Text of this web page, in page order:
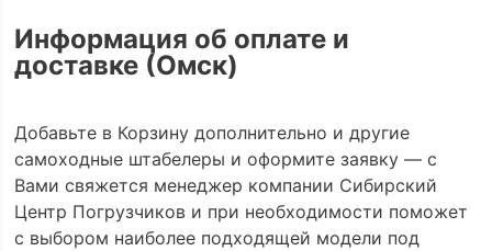
Информация об оплате и
доставке (Омск)
Добавьте в Корзину дополнительно и другие
самоходные штабелеры и оформите заявку — с
Вами свяжется менеджер компании Сибирский
Центр Погрузчиков и при необходимости поможет
с выбором наиболее подходящей модели под